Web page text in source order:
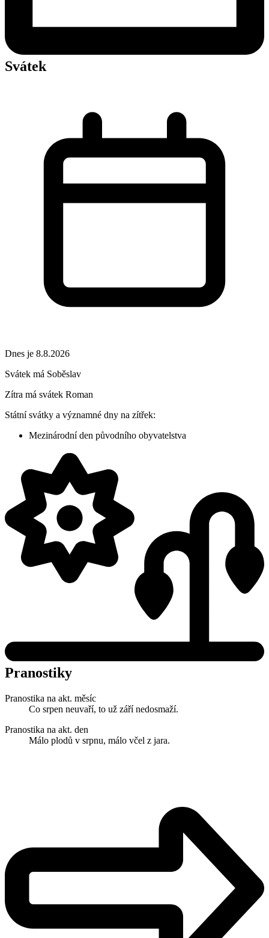
Svátek
Dnes je 8.8.2026
Svátek má Soběslav
Zítra má svátek Roman
Státní svátky a významné dny na zítřek:
Mezinárodní den původního obyvatelstva
Pranostiky
Pranostika na akt. měsíc
Co srpen neuvaří, to už září nedosmaží.
Pranostika na akt. den
Málo plodů v srpnu, málo včel z jara.